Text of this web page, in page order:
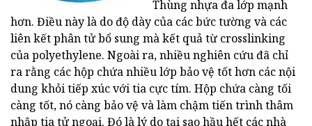
Thùng nhựa đa lớp mạnh
hơn. Điều này là do độ dày của các bức tường và các
liên kết phân tử bổ sung mà kết quả từ crosslinking
của polyethylene. Ngoài ra, nhiều nghiên cứu đã chỉ
ra rằng các hộp chứa nhiều lớp bảo vệ tốt hơn các nội
dung khỏi tiếp xúc với tia cực tím. Hộp chứa càng tối
càng tốt, nó càng bảo vệ và làm chậm tiến trình thâm
nhập tia tử ngoại. Đó là lý do tại sao hầu hết các nhà